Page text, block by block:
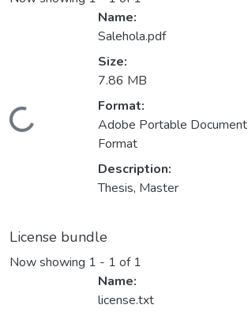
Name:
Salehola.pdf
Size:
7.86 MB
Format:
Adobe Portable Document
Format
Description:
Thesis, Master
License bundle
Now showing 1 - 1 of 1
Name:
license.txt